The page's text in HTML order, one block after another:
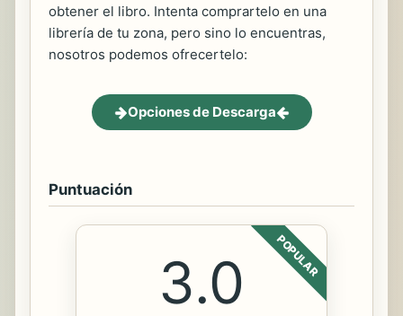
obtener el libro. Intenta comprartelo en una
librería de tu zona, pero sino lo encuentras,
nosotros podemos ofrecertelo:
Opciones de Descarga
Puntuación
POPULAR
3.0